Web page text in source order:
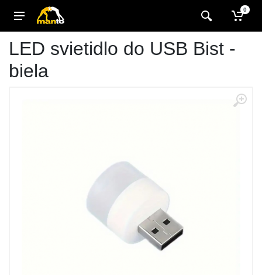
0
LED svietidlo do USB Bist -
biela